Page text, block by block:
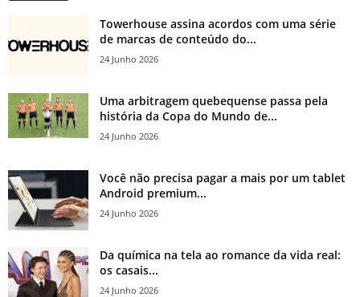
Towerhouse assina acordos com uma série
de marcas de conteúdo do...
24 Junho 2026
Uma arbitragem quebequense passa pela
história da Copa do Mundo de...
24 Junho 2026
Você não precisa pagar a mais por um tablet
Android premium...
24 Junho 2026
Da química na tela ao romance da vida real:
os casais...
24 Junho 2026